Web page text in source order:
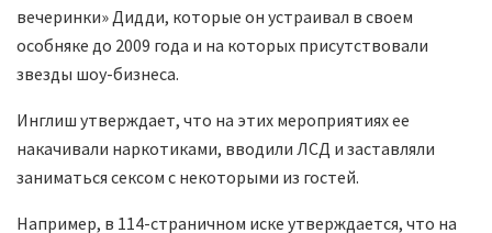
вечеринки» Дидди, которые он устраивал в своем
особняке до 2009 года и на которых присутствовали
звезды шоу-бизнеса.
Инглиш утверждает, что на этих мероприятиях ее
накачивали наркотиками, вводили ЛСД и заставляли
заниматься сексом с некоторыми из гостей.
Например, в 114-страничном иске утверждается, что на